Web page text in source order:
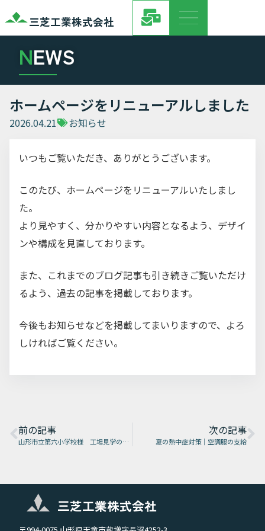
三芝工業株式会社
NEWS
ホームページをリニューアルしました
2026.04.21 お知らせ
いつもご覧いただき、ありがとうございます。
このたび、ホームページをリニューアルいたしまし
た。
より見やすく、分かりやすい内容となるよう、デザイ
ンや構成を見直しております。
また、これまでのブログ記事も引き続きご覧いただけ
るよう、過去の記事を掲載しております。
今後もお知らせなどを掲載してまいりますので、よろ
しければご覧ください。
前の記事
山形市立第六小学校様 工場見学の風景（２０１９．１０．２５）
次の記事
夏の熱中症対策｜空調服の支給
三芝工業株式会社